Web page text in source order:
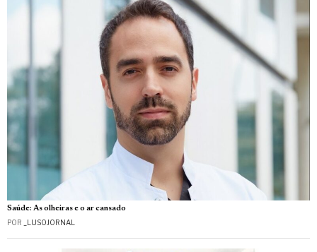
Saúde: As olheiras e o ar cansado
POR _LUSOJORNAL